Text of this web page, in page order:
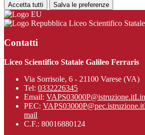
Accetta tutti Salva le preferenze
Liceo Scientifico
Contatti
Liceo Scientifico Statale Galileo Ferraris
Via Sorrisole, 6 - 21100 Varese (VA)
Tel: 0332226345
Email: VAPS03000P@istruzione.it
PEC: VAPS03000P@pec.istruzione.it
mail
C.F.: 80016880124